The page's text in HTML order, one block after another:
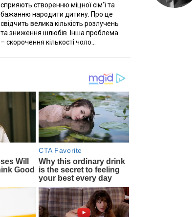
сприяють створенню міцної сім'ї та
бажанню народити дитину. Про це
свідчить велика кількість розлучень
та зниження шлюбів. Інша проблема
– скорочення кількості чоло...